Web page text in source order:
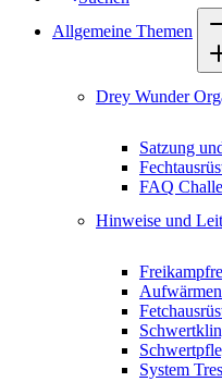
Allgemeine Themen
Drey Wunder
Satzung
FAQ
Hinweise und
System